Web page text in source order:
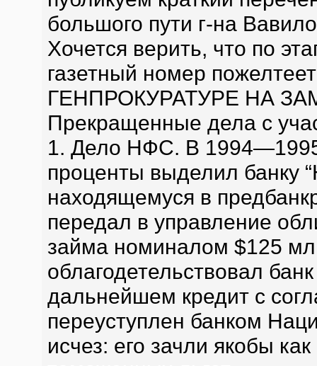
большого пути г-на
Хочется верить, что по
газетный номер
ГЕНПРОКУРАТУРЕ НА
Прекращенные дела с
1. Дело НФС. В
проценты выделил банку
находящемуся в
передал в управление
займа номиналом $125
облагодетельствовал
дальнейшем кредит с
переуступлен банком
исчез: его зачли якобы